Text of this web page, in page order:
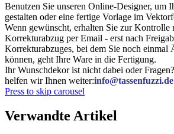
Benutzen Sie unseren Online-Designer, um
gestalten oder eine fertige Vorlage im
Wenn gewünscht, erhalten Sie zur Kontrolle
Korrekturabzug per Email - erst nach
Korrekturabzuges, bei dem Sie noch einmal
können, geht Ihre Ware in die Fertigung.
Ihr Wunschdekor ist nicht dabei oder
helfen wir Ihnen weiter:info@tassenfuzzi.de
Press to skip carousel
Verwandte Artikel